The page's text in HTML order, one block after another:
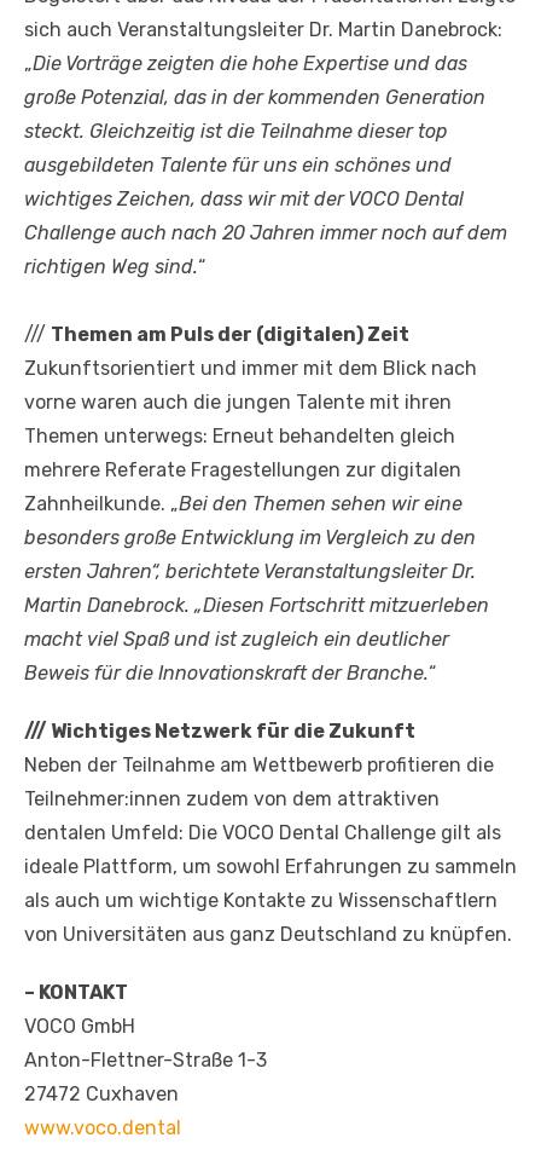
sich auch Veranstaltungsleiter Dr. Martin Danebrock:
„Die Vorträge zeigten die hohe Expertise und das
große Potenzial, das in der kommenden Generation
steckt. Gleichzeitig ist die Teilnahme dieser top
ausgebildeten Talente für uns ein schönes und
wichtiges Zeichen, dass wir mit der VOCO Dental
Challenge auch nach 20 Jahren immer noch auf dem
richtigen Weg sind.“
/// Themen am Puls der (digitalen) Zeit
Zukunftsorientiert und immer mit dem Blick nach
vorne waren auch die jungen Talente mit ihren
Themen unterwegs: Erneut behandelten gleich
mehrere Referate Fragestellungen zur digitalen
Zahnheilkunde. „Bei den Themen sehen wir eine
besonders große Entwicklung im Vergleich zu den
ersten Jahren“, berichtete Veranstaltungsleiter Dr.
Martin Danebrock. „Diesen Fortschritt mitzuerleben
macht viel Spaß und ist zugleich ein deutlicher
Beweis für die Innovationskraft der Branche.“
/// Wichtiges Netzwerk für die Zukunft
Neben der Teilnahme am Wettbewerb profitieren die
Teilnehmer:innen zudem von dem attraktiven
dentalen Umfeld: Die VOCO Dental Challenge gilt als
ideale Plattform, um sowohl Erfahrungen zu sammeln
als auch um wichtige Kontakte zu Wissenschaftlern
von Universitäten aus ganz Deutschland zu knüpfen.
– KONTAKT
VOCO GmbH
Anton-Flettner-Straße 1-3
27472 Cuxhaven
www.voco.dental